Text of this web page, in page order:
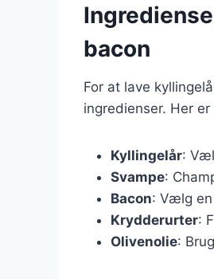
bacon
For at lave
ingredienser. Her
Kyllingelår:
Svampe:
Bacon: Vælg
Krydderurter:
Olivenolie: